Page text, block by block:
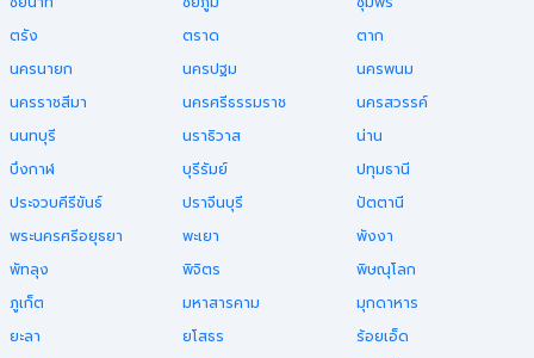
ตรัง
ตราด
ตาก
นครนายก
นครปฐม
นครพนม
นครราชสีมา
นครศรีธรรมราช
นครสวรรค์
นนทบุรี
นราธิวาส
น่าน
บึงกาฬ
บุรีรัมย์
ปทุมธานี
ประจวบคีรีขันธ์
ปราจีนบุรี
ปัตตานี
พระนครศรีอยุธยา
พะเยา
พังงา
พัทลุง
พิจิตร
พิษณุโลก
ภูเก็ต
มหาสารคาม
มุกดาหาร
ยะลา
ยโสธร
ร้อยเอ็ด